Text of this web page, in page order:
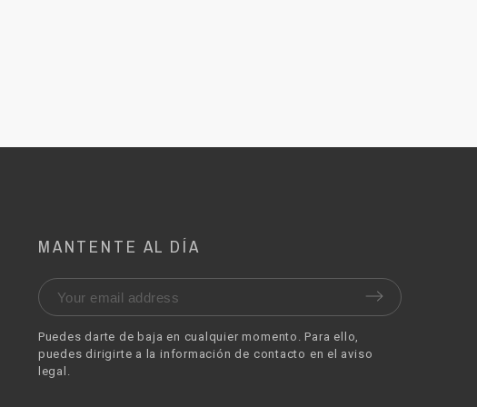
MANTENTE AL DÍA
Puedes darte de baja en cualquier momento. Para ello,
puedes dirigirte a la información de contacto en el aviso
legal.